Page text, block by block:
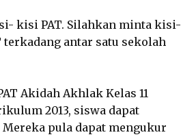
kisi PAT. Silahkan minta kisi-
antar satu sekolah
Akidah Akhlak Kelas 11
2013, siswa dapat
pula dapat mengukur